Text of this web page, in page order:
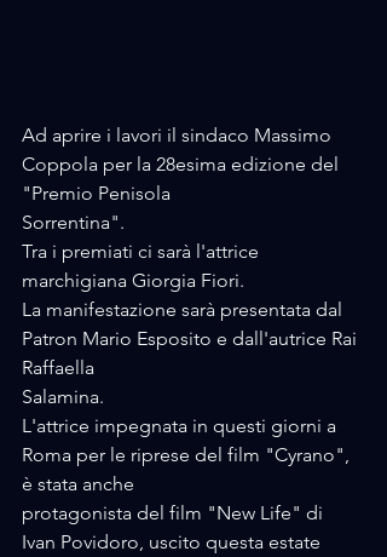
Ad aprire i lavori il sindaco Massimo
Coppola per la 28esima edizione del
"Premio Penisola
Sorrentina".
Tra i premiati ci sarà l'attrice
marchigiana Giorgia Fiori.
La manifestazione sarà presentata dal
Patron Mario Esposito e dall'autrice Rai
Raffaella
Salamina.
L'attrice impegnata in questi giorni a
Roma per le riprese del film "Cyrano",
è stata anche
protagonista del film "New Life" di
Ivan Povidoro, uscito questa estate